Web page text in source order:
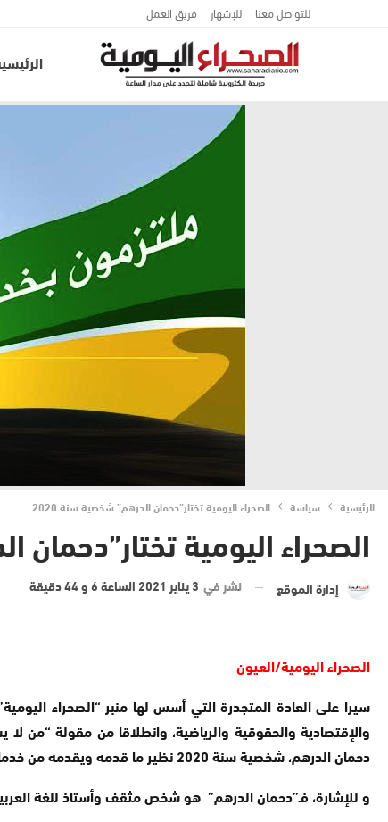
للتواصل معنا للإشهار فريق العمل
الرئيسية سياسة الصحراء اليومية تختار”دحمان الدرهم” شخصية سنة 2020..
الصحراء اليومية تختار”دحمان
إدارة الموقع نشر في 3 يناير 2021 الساعة 6 و 44 دقيقة
الصحراء اليومية/العيون
سيرا على العادة المتجدرة التي أسس لها منبر “الصحراء
والإقتصادية والحقوقية والرياضية، وانطلاقا من مقولة “من
دحمان الدرهم، شخصية سنة 2020 نظير ما قدمه ويقدمه من خدمات جليلة، نظرًا لحضوره اللفت والدائم وفي جميع المناسبات والمحطات التي تحتاج الرجال الحقيقيين الصادقين.
و للإشارة، فـ”دحمان الدرهم” هو شخص مثقف وأستاذ للغة